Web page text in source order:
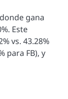
gana
Este
vs. 43.28%
para FB), y